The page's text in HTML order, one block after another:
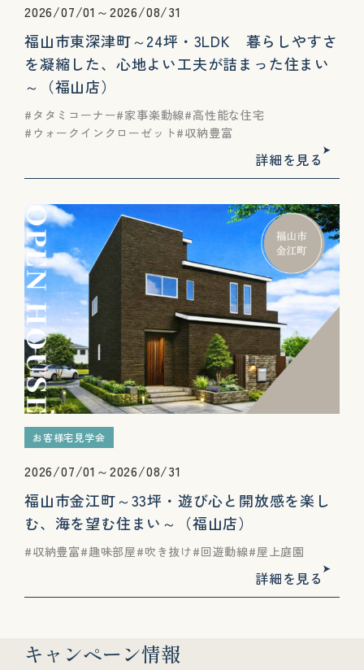
2026/07/01～2026/08/31
福山市東深津町～24坪・3LDK 暮らしやすさ
を凝縮した、心地よい工夫が詰まった住まい
～（福山店）
タタミコーナー 家事楽動線 高性能な住宅
ウォークインクローゼット
収納豊富
詳細を見る
お客様宅見学会
2026/07/01～2026/08/31
福山市金江町～33坪・遊び心と開放感を楽し
む、海を望む住まい～（福山店）
収納豊富 趣味部屋 吹き抜け 回遊動線 屋上庭園
詳細を見る
キャンペーン情報